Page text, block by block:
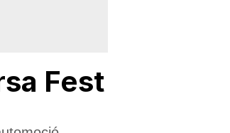
Fest